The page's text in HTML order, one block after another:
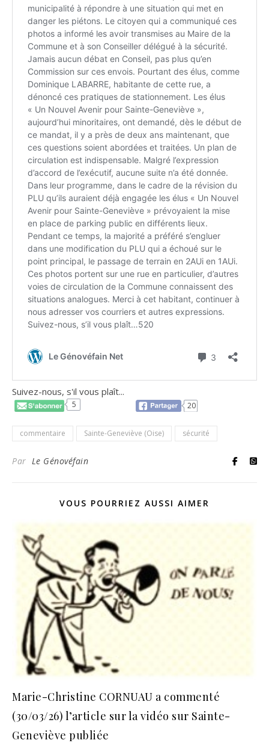
Suivez-nous, s'il vous plaît...
5 20
commentaire Sainte-Geneviève (Oise) sécurité
Par Le Génovéfain
VOUS POURRIEZ AUSSI AIMER
Marie-Christine CORNUAU a commenté
(30/03/26) l’article sur la vidéo sur Sainte-
Geneviève publiée